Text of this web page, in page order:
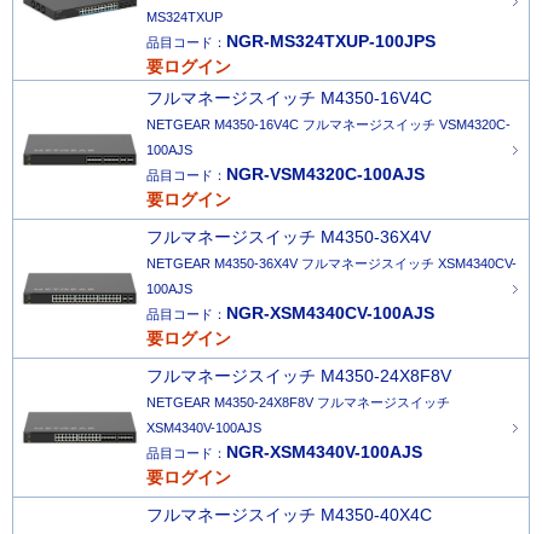
MS324TXUP
品目コード： NGR-MS324TXUP-100JPS
要ログイン
フルマネージスイッチ M4350-16V4C
NETGEAR M4350-16V4C フルマネージスイッチ VSM4320C-
100AJS
品目コード： NGR-VSM4320C-100AJS
要ログイン
フルマネージスイッチ M4350-36X4V
NETGEAR M4350-36X4V フルマネージスイッチ XSM4340CV-
100AJS
品目コード： NGR-XSM4340CV-100AJS
要ログイン
フルマネージスイッチ M4350-24X8F8V
NETGEAR M4350-24X8F8V フルマネージスイッチ
XSM4340V-100AJS
品目コード： NGR-XSM4340V-100AJS
要ログイン
フルマネージスイッチ M4350-40X4C